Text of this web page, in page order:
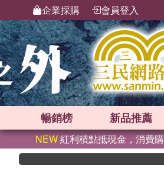
企業採購 會員登入
暢銷榜 新品推薦
NEW紅利積點抵現金，消費